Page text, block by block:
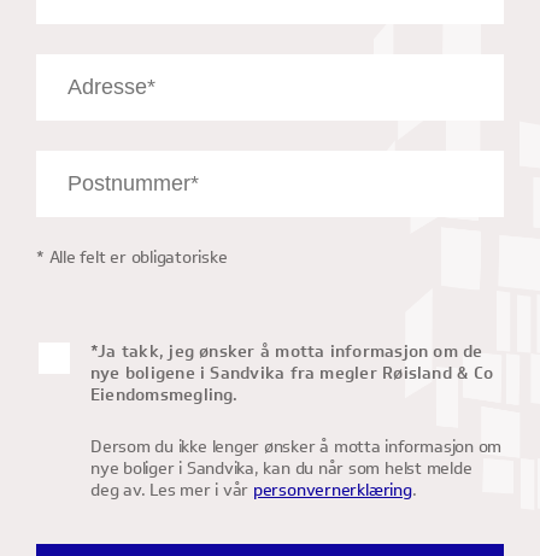
* Alle felt er obligatoriske
*Ja takk, jeg ønsker å motta informasjon om de
nye boligene i Sandvika fra megler Røisland & Co
Eiendomsmegling.
Dersom du ikke lenger ønsker å motta informasjon om
nye boliger i Sandvika, kan du når som helst melde
deg av. Les mer i vår personvernerklæring.